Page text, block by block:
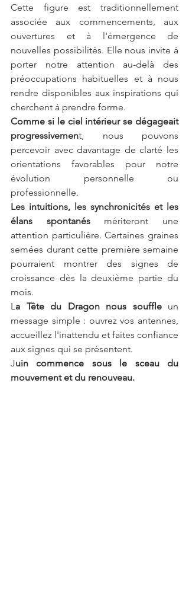
Cette figure est traditionnellement
associée aux commencements, aux
ouvertures et à l'émergence de
nouvelles possibilités. Elle nous invite à
porter notre attention au-delà des
préoccupations habituelles et à nous
rendre disponibles aux inspirations qui
cherchent à prendre forme.
Comme si le ciel intérieur se dégageait
progressivement, nous pouvons
percevoir avec davantage de clarté les
orientations favorables pour notre
évolution personnelle ou
professionnelle.
Les intuitions, les synchronicités et les
élans spontanés mériteront une
attention particulière. Certaines graines
semées durant cette première semaine
pourraient montrer des signes de
croissance dès la deuxième partie du
mois.
La Tête du Dragon nous souffle un
message simple : ouvrez vos antennes,
accueillez l'inattendu et faites confiance
aux signes qui se présentent.
Juin commence sous le sceau du
mouvement et du renouveau.